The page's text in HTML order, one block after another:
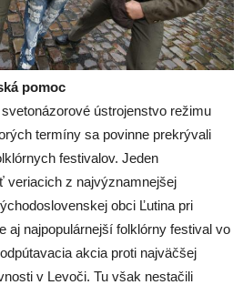
pomoc
ústrojenstvo režimu
termíny sa povinne prekrývali
festivalov. Jeden
veriacich z najvýznamnejšej
obci Ľutina pri
aj najpopulárnejší folklórny festival vo
akcia proti najväčšej
v Levoči. Tu však nestačili